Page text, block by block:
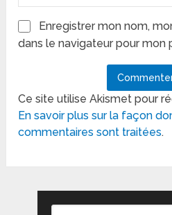
Enregistrer mon nom,
dans le navigateur pour mon
Ce site utilise Akismet pour
En savoir plus sur la façon
commentaires sont traitées.